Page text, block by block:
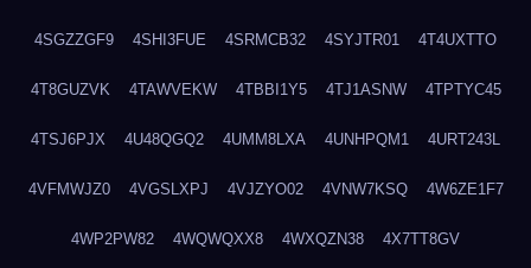
4SGZZGF9 4SHI3FUE 4SRMCB32 4SYJTR01 4T4UXTTO
4T8GUZVK 4TAWVEKW 4TBBI1Y5 4TJ1ASNW 4TPTYC45
4TSJ6PJX 4U48QGQ2 4UMM8LXA 4UNHPQM1 4URT243L
4VFMWJZ0 4VGSLXPJ 4VJZYO02 4VNW7KSQ 4W6ZE1F7
4WP2PW82 4WQWQXX8 4WXQZN38 4X7TT8GV